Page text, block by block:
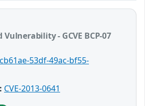
- GCVE BCP-07
53df-49ac-bf55-
CVE-2013-0641